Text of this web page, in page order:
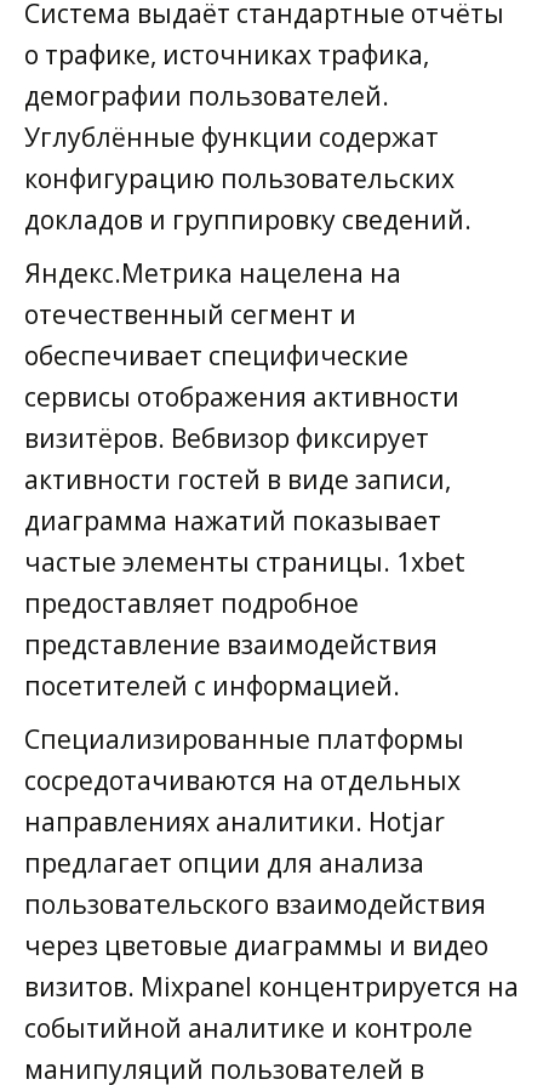
Система выдаёт стандартные отчёты
о трафике, источниках трафика,
демографии пользователей.
Углублённые функции содержат
конфигурацию пользовательских
докладов и группировку сведений.
Яндекс.Метрика нацелена на
отечественный сегмент и
обеспечивает специфические
сервисы отображения активности
визитёров. Вебвизор фиксирует
активности гостей в виде записи,
диаграмма нажатий показывает
частые элементы страницы. 1xbet
предоставляет подробное
представление взаимодействия
посетителей с информацией.
Специализированные платформы
сосредотачиваются на отдельных
направлениях аналитики. Hotjar
предлагает опции для анализа
пользовательского взаимодействия
через цветовые диаграммы и видео
визитов. Mixpanel концентрируется на
событийной аналитике и контроле
манипуляций пользователей в